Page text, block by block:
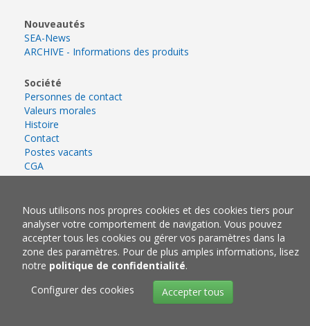
Nouveautés
SEA-News
ARCHIVE - Informations des produits
Société
Personnes de contact
Valeurs morales
Histoire
Contact
Postes vacants
CGA
Nous utilisons nos propres cookies et des cookies tiers pour
analyser votre comportement de navigation. Vous pouvez
accepter tous les cookies ou gérer vos paramètres dans la
zone des paramètres. Pour de plus amples informations, lisez
notre politique de confidentialité.
Configurer des cookies
Accepter tous